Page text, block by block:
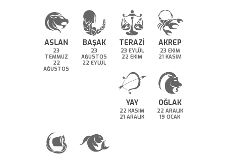
ASLAN
23
TEMMUZ
22
AĞUSTOS
BAŞAK
23
AĞUSTOS
22 EYLÜL
TERAZİ
23 EYLÜL
22 EKİM
AKREP
23 EKİM
21 KASIM
YAY
22 KASIM
21 ARALIK
OĞLAK
22 ARALIK
19 OCAK